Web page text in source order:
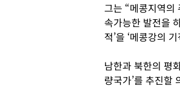
그는 “메콩지역의
속가능한 발전을
적’을 ‘메콩강의
남한과 북한의 평
량국가’를 추진할